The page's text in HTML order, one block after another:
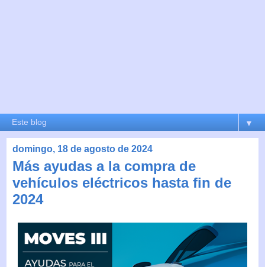
▼
domingo, 18 de agosto de 2024
Más ayudas a la compra de
vehículos eléctricos hasta fin de
2024